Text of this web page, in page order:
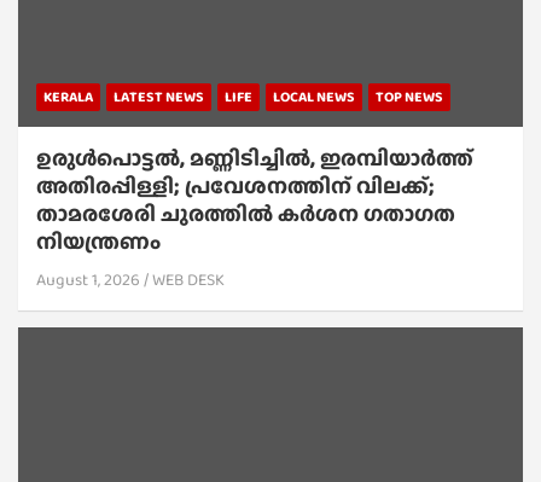
KERALA LATEST NEWS LIFE LOCAL NEWS TOP NEWS
ഉരുൾപൊട്ടൽ, മണ്ണിടിച്ചിൽ, ഇരമ്പിയാര്‍ത്ത്
അതിരപ്പിള്ളി; പ്രവേശനത്തിന് വിലക്ക്;
താമരശേരി ചുരത്തില്‍ കര്‍ശന ഗതാഗത
നിയന്ത്രണം
August 1, 2026 WEB DESK